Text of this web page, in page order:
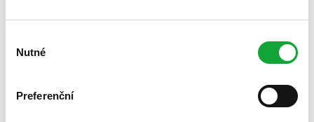
souhlasu
Nutné
Preferenční